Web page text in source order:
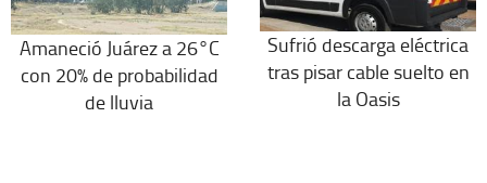
Amaneció Juárez a 26°C
con 20% de probabilidad
de lluvia
Sufrió descarga eléctrica
tras pisar cable suelto en
la Oasis